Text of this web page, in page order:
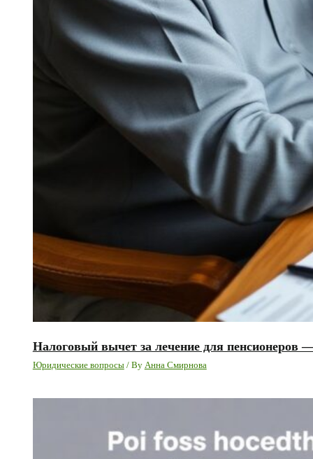
Налоговый вычет за лечение для пенсионеров
Юридические вопросы/ By Анна Смирнова